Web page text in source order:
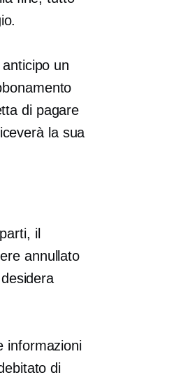
un
di pagare
la sua
il
annullato
informazioni
di